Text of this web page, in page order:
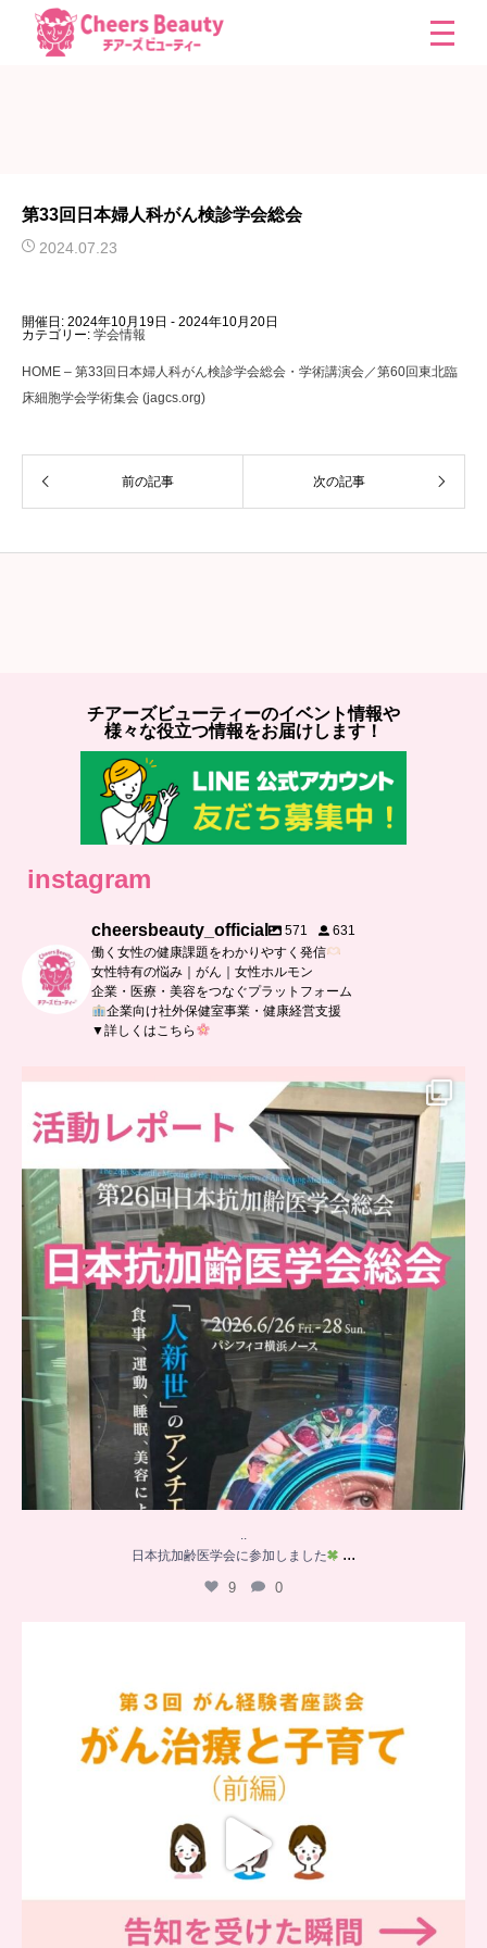
第33回日本婦人科がん検診学会総会
2024.07.23
開催日: 2024年10月19日 - 2024年10月20日
カテゴリー: 学会情報
HOME – 第33回日本婦人科がん検診学会総会・学術講演会／第60回東北臨
床細胞学会学術集会 (jagcs.org)
前の記事 次の記事
チアーズビューティーのイベント情報や
様々な役立つ情報をお届けします！
instagram
cheersbeauty_official 571
631
働く女性の健康課題をわかりやすく発信
女性特有の悩み｜がん｜女性ホルモン
企業・医療・美容をつなぐプラットフォーム
企業向け社外保健室事業・健康経営支援
▼詳しくはこちら
..
日本抗加齢医学会に参加しました
0
日本抗加齢医学会に参加しました
...
9 0